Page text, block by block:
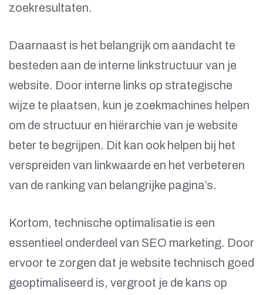
zoekresultaten.
Daarnaast is het belangrijk om aandacht te
besteden aan de interne linkstructuur van je
website. Door interne links op strategische
wijze te plaatsen, kun je zoekmachines helpen
om de structuur en hiërarchie van je website
beter te begrijpen. Dit kan ook helpen bij het
verspreiden van linkwaarde en het verbeteren
van de ranking van belangrijke pagina’s.
Kortom, technische optimalisatie is een
essentieel onderdeel van SEO marketing. Door
ervoor te zorgen dat je website technisch goed
geoptimaliseerd is, vergroot je de kans op